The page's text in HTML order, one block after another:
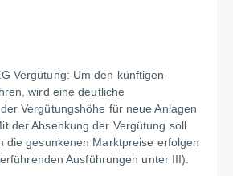
Vergütung: Um den künftigen
wird eine deutliche
Vergütungshöhe für neue Anlagen
der Absenkung der Vergütung soll
die gesunkenen Marktpreise erfolgen
Ausführungen unter III).